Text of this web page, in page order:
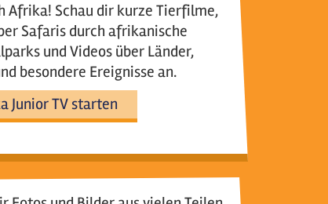
Afrika! Schau dir kurze Tierfilme,
Safaris durch afrikanische
und Videos über Länder,
besondere Ereignisse an.
Junior TV starten